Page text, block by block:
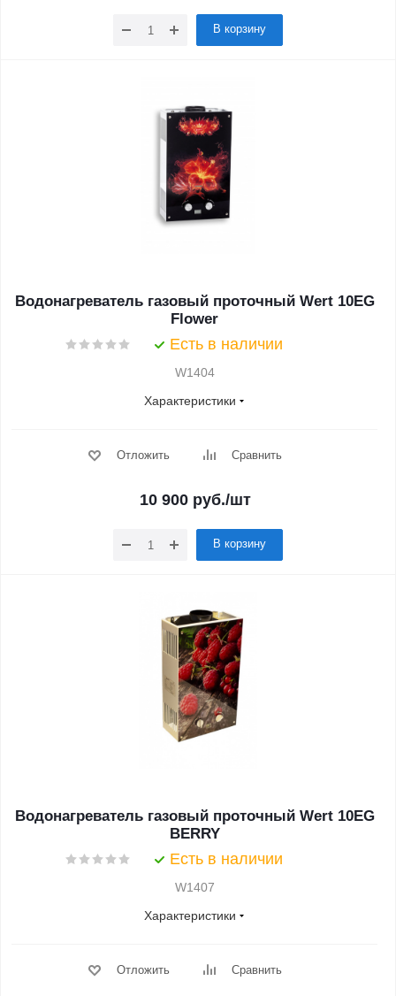
В корзину
Водонагреватель газовый проточный Wert 10EG
Flower
Есть в наличии
W1404
Характеристики
Отложить Сравнить
10 900руб./шт
В корзину
Водонагреватель газовый проточный Wert 10EG
BERRY
Есть в наличии
W1407
Характеристики
Отложить Сравнить